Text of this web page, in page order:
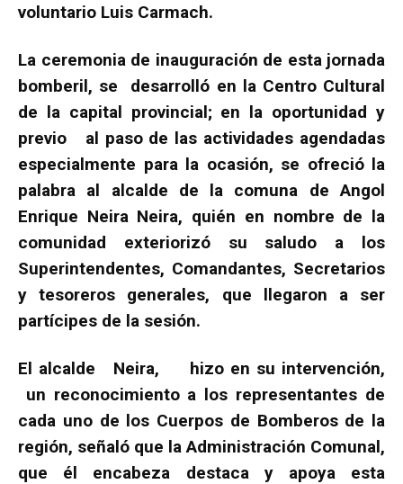
voluntario Luis Carmach.
La ceremonia de inauguración de esta jornada
bomberil, se desarrolló en la Centro Cultural
de la capital provincial; en la oportunidad y
previo al paso de las actividades agendadas
especialmente para la ocasión, se ofreció la
palabra al alcalde de la comuna de Angol
Enrique Neira Neira, quién en nombre de la
comunidad exteriorizó su saludo a los
Superintendentes, Comandantes, Secretarios
y tesoreros generales, que llegaron a ser
partícipes de la sesión.
El alcalde Neira, hizo en su intervención,
un reconocimiento a los representantes de
cada uno de los Cuerpos de Bomberos de la
región, señaló que la Administración Comunal,
que él encabeza destaca y apoya esta